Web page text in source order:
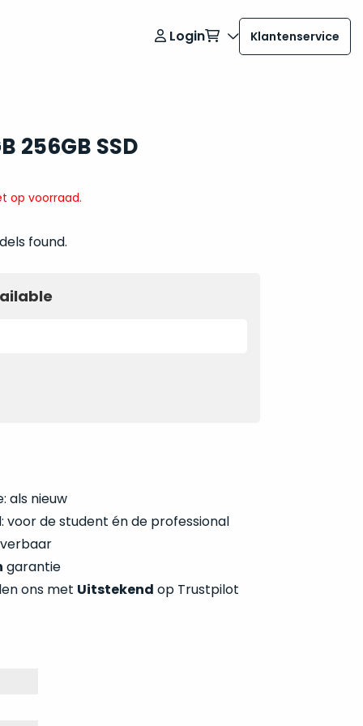
Login Klantenservice
256GB SSD
op voorraad.
found.
als nieuw
voor de student én de professional
garantie
ons met Uitstekend op Trustpilot